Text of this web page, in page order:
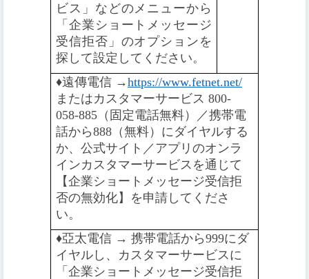
ビス」などのメニューから
「企業ショートメッセージ
受信拒否」のオプションを
探して設定してください。
♦️遠傳電信 →https://www.fetnet.net/
またはカスタマーサービス 800-
058-885（固定電話無料）／携帯電
話から888（無料）にダイヤルする
か、公式サイト／アプリのオンラ
インカスタマーサービスを通じて
【企業ショートメッセージ受信拒
否の無効化】を申請してくださ
い。
♦️️亞太電信 → 携帯電話から999にダ
イヤルし、カスタマーサービスに
「企業ショートメッセージ受信拒